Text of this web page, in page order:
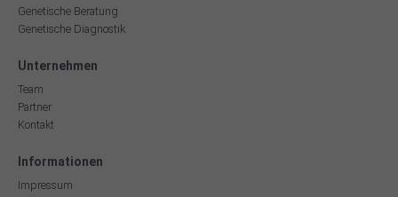
Genetische Beratung
Genetische Diagnostik
Unternehmen
Team
Partner
Kontakt
Informationen
Impressum